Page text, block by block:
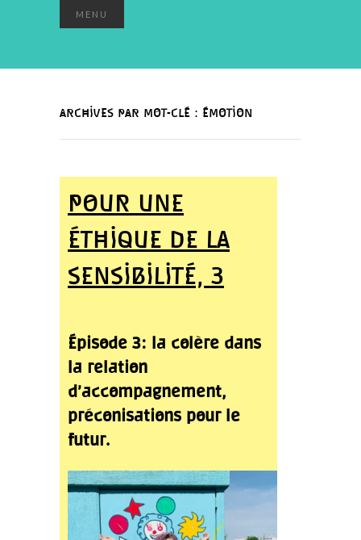
MENU
ARCHIVES PAR MOT-CLÉ : ÉMOTION
POUR UNE
ÉTHIQUE DE LA
SENSIBILITÉ, 3
Épisode 3: la colère dans
la relation
d’accompagnement,
préconisations pour le
futur.